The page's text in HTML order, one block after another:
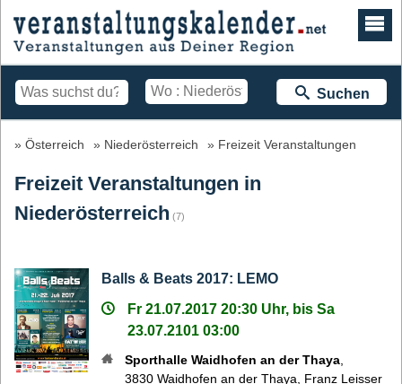
Suchen
Österreich Niederösterreich Freizeit Veranstaltungen
Freizeit Veranstaltungen in
Niederösterreich (7)
Balls & Beats 2017: LEMO
Fr 21.07.2017 20:30 Uhr, bis Sa
23.07.2101 03:00
Sporthalle Waidhofen an der Thaya
3830 Waidhofen an der Thaya
Franz Leisser